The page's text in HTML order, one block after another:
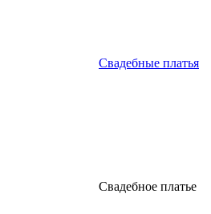
Свадебные платья
Свадебное платье